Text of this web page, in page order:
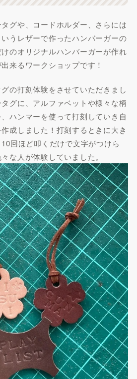
グや、コードホルダー、さらには
うレザーで作ったハンバーガーの
のオリジナルハンバーガーが作れ
来るワークショップです！
の打刻体験をさせていただきまし
グに、アルファベットや様々な柄
ハンマーを使って打刻していき自
成しました！打刻するときに大き
回ほど叩くだけで文字がつけら
な人が体験していました。